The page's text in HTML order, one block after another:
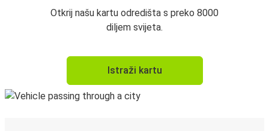
Otkrij našu kartu odredišta s preko 8000
diljem svijeta.
Istraži kartu